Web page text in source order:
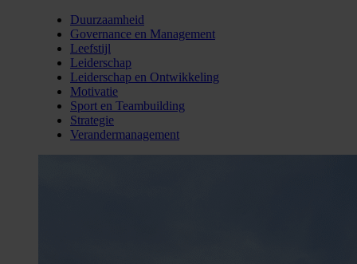
Duurzaamheid
Governance en Management
Leefstijl
Leiderschap
Leiderschap en Ontwikkeling
Motivatie
Sport en Teambuilding
Strategie
Verandermanagement